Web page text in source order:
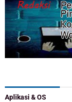
Aplikasi & OS